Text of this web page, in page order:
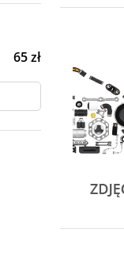
65 zł